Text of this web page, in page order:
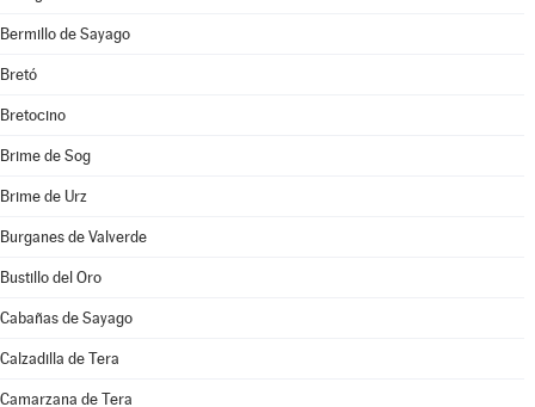
Bermillo de Sayago
Bretó
Bretocino
Brime de Sog
Brime de Urz
Burganes de Valverde
Bustillo del Oro
Cabañas de Sayago
Calzadilla de Tera
Camarzana de Tera